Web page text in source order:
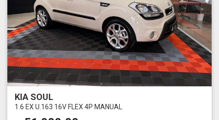
KIA SOUL
1.6 EX U.163 16V FLEX 4P MANUAL